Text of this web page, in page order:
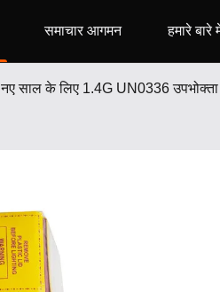
समाचार आगमन हमारे बारे
नए साल के लिए 1.4G UN0336